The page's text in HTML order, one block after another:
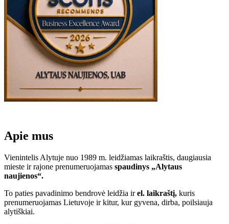
Apie mus
Vienintelis Alytuje nuo 1989 m. leidžiamas laikraštis, daugiausia
mieste ir rajone prenumeruojamas spaudinys „Alytaus
naujienos“.
To paties pavadinimo bendrovė leidžia irel. laikraštį, kuris
prenumeruojamas Lietuvoje ir kitur, kur gyvena, dirba, poilsiauja
alytiškiai.